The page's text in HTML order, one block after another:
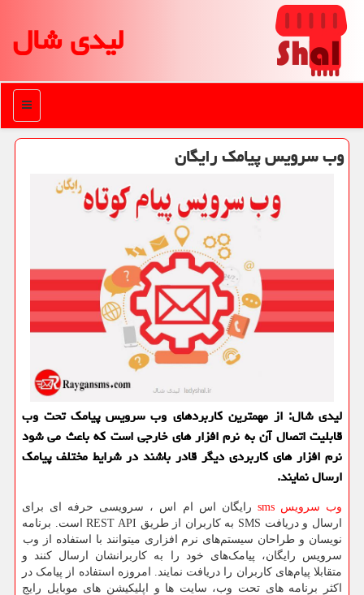
لیدی شال
منو
وب سرویس پیامك رایگان
لیدی شال: از مهمترین كاربردهای وب سرویس پیامك تحت وب
قابلیت اتصال آن به نرم افزار های خارجی است كه باعث می شود
نرم افزار های كاربردی دیگر قادر باشند در شرایط مختلف پیامك
ارسال نمایند.
وب سرویسsms رایگان اس ام اس ، سرویسی حرفه ای برای
ارسال و دریافت SMS به کاربران از طریق REST API است. برنامه
نویسان و طراحان سیستم‌های نرم افزاری میتوانند با استفاده از وب
سرویس رایگان، پیامک‌های خود را به کاربرانشان ارسال کنند و
متقابلا پیام‌های کاربران را دریافت نمایند. امروزه استفاده از پیامک در
اکثر برنامه های تحت وب، سایت ها و اپلیکیشن های موبایل رایج